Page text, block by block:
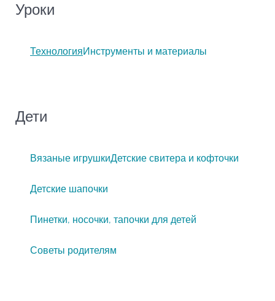
Уроки
ТехнологияИнструменты и материалы
Дети
Вязаные игрушкиДетские свитера и кофточки
Детские шапочки
Пинетки, носочки, тапочки для детей
Советы родителям